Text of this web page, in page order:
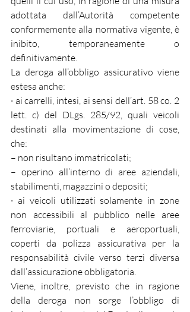
adottata dall’Autorità competente
conformemente alla normativa vigente, è
inibito, temporaneamente o
definitivamente.
La deroga all’obbligo assicurativo viene
estesa anche:
· ai carrelli, intesi, ai sensi dell’art. 58 co. 2
lett. c) del DLgs. 285/92, quali veicoli
destinati alla movimentazione di cose,
che:
– non risultano immatricolati;
– operino all’interno di aree aziendali,
stabilimenti, magazzini o depositi;
· ai veicoli utilizzati solamente in zone
non accessibili al pubblico nelle aree
ferroviarie, portuali e aeroportuali,
coperti da polizza assicurativa per la
responsabilità civile verso terzi diversa
dall’assicurazione obbligatoria.
Viene, inoltre, previsto che in ragione
della deroga non sorge l’obbligo di